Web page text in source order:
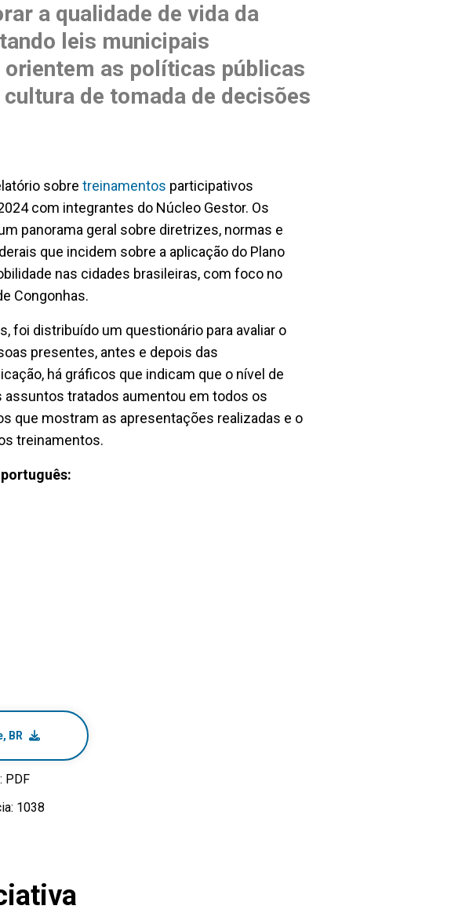
a qualidade de vida da
leis municipais
orientem as políticas públicas
de tomada de decisões
sobre treinamentos participativos
com integrantes do Núcleo Gestor. Os
panorama geral sobre diretrizes, normas e
que incidem sobre a aplicação do Plano
nas cidades brasileiras, com foco no
Congonhas.
foi distribuído um questionário para avaliar o
presentes, antes e depois das
há gráficos que indicam que o nível de
tratados aumentou em todos os
que mostram as apresentações realizadas e o
treinamentos.
BR
PDF
1038